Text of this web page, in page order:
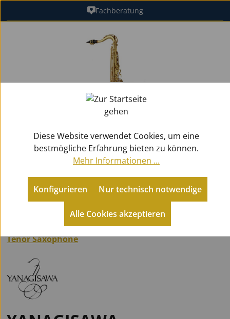
Zum Hauptinhalt springenFachberatung
Bildergalerie überspringen
Holzblasinstrumente
Saxophone
Tenor Saxophone
Diese Website verwendet Cookies, um eine
bestmögliche Erfahrung bieten zu können.
Mehr Informationen ...
Konfigurieren
Alle Cookies akzeptieren
Nur technisch notwendige